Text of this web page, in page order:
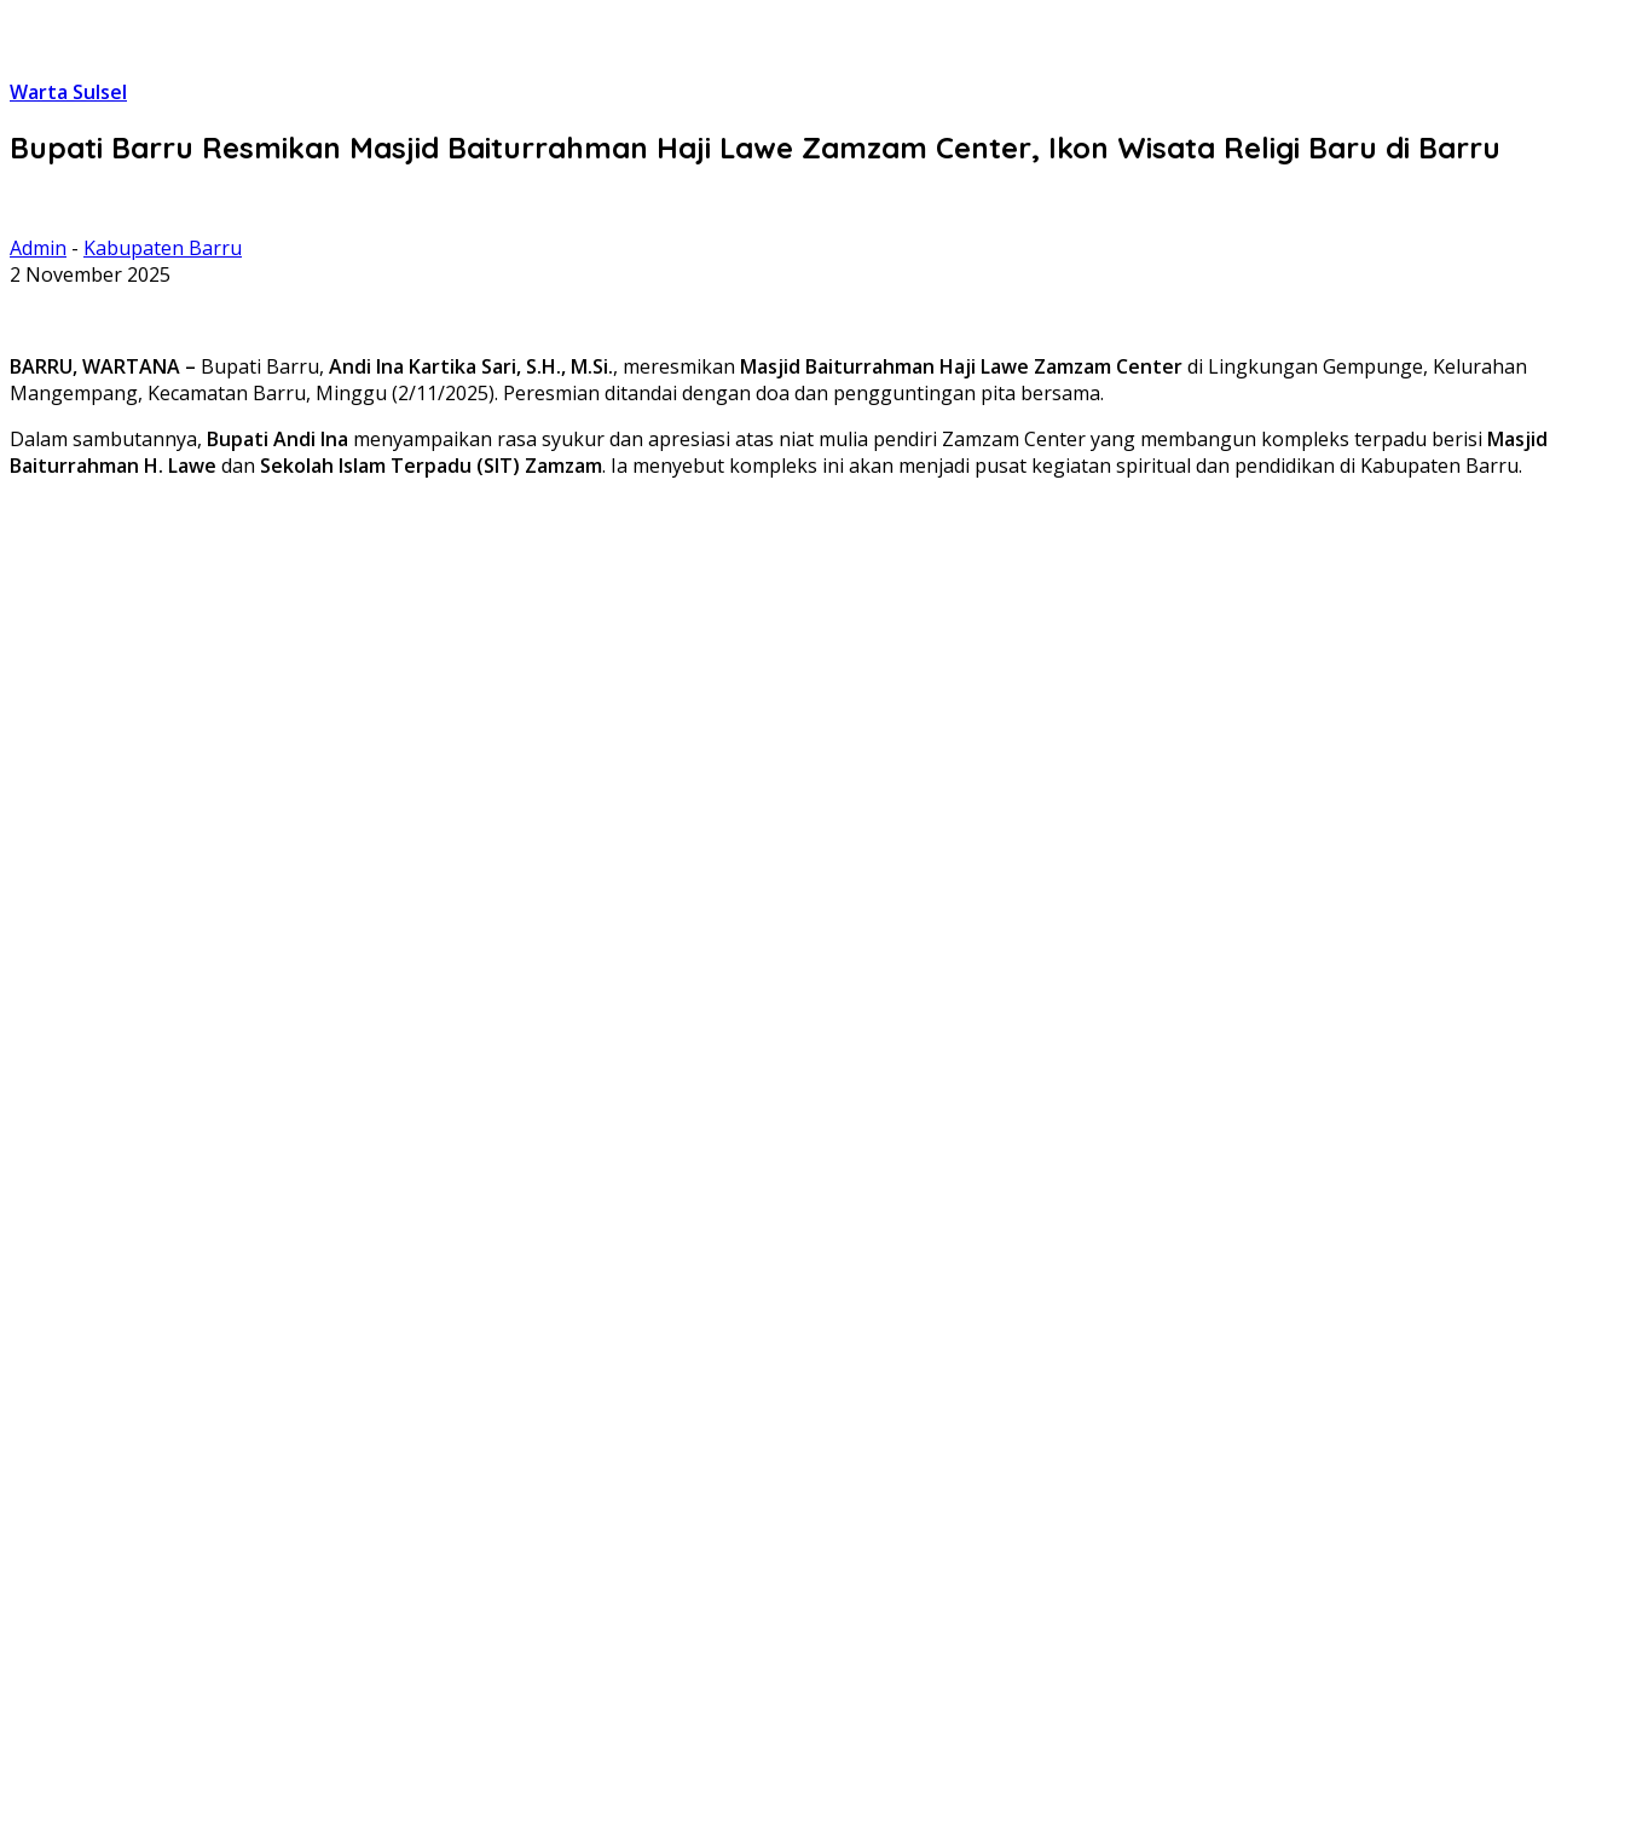
Warta Sulsel
Bupati Barru Resmikan Masjid Baiturrahman Haji Lawe Zamzam Center, Ikon Wisata Religi Baru di Barru
Admin - Kabupaten Barru
2 November 2025
BARRU, WARTANA – Bupati Barru, Andi Ina Kartika Sari, S.H., M.Si., meresmikan Masjid Baiturrahman Haji Lawe Zamzam Centerdi Lingkungan Gempunge, Kelurahan
Mangempang, Kecamatan Barru, Minggu (2/11/2025). Peresmian ditandai dengan doa dan pengguntingan pita bersama.
Dalam sambutannya, Bupati Andi Ina menyampaikan rasa syukur dan apresiasi atas niat mulia pendiri Zamzam Center yang membangun kompleks terpadu berisi Masjid
Baiturrahman H. Lawe dan Sekolah Islam Terpadu (SIT) Zamzam. Ia menyebut kompleks ini akan menjadi pusat kegiatan spiritual dan pendidikan di Kabupaten Barru.